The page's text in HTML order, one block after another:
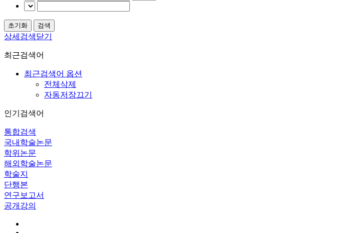
상세검색닫기
최근검색어
최근검색어 옵션
전체삭제
자동저장끄기
인기검색어
통합검색
국내학술논문
학위논문
해외학술논문
학술지
단행본
연구보고서
공개강의